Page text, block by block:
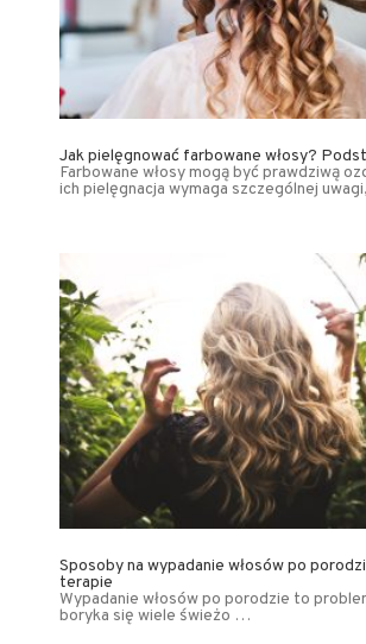
Jak pielęgnować farbowane włosy?
Farbowane włosy mogą być prawdziwą
ich pielęgnacja wymaga szczególnej
Sposoby na wypadanie włosów po
terapie
Wypadanie włosów po porodzie to
boryka się wiele świeżo …